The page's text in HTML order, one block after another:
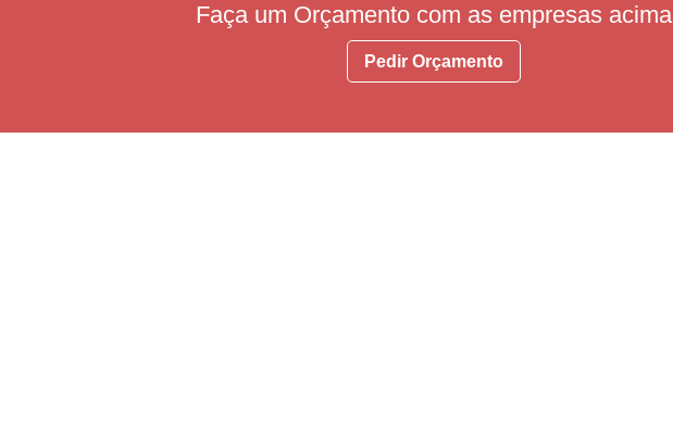
Faça um Orçamento com as empresas acima
Pedir Orçamento